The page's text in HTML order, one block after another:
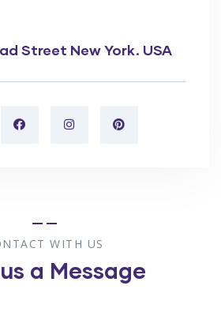
Street New York. USA
WITH US
a Message